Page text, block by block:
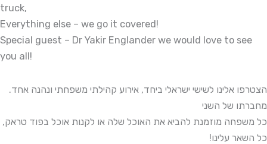
truck,
Everything else – we go it covered!
Special guest – Dr Yakir Englander we would love to see
you all!
.הצטרפו אלינו לשישי ישראלי ביחד, אירוע קהילתי משפחתי ונהנה אחד
מחברתו של השני
,כל משפחה מוזמנת להביא את האוכל שלה או לקנות אוכל בפוד טראק
!כל השאר עלינו